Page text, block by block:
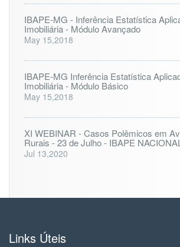
IBAPE-MG - Inferência Estatística
Imobiliária - Módulo Avançado
May 15,2018
IBAPE-MG Inferência Estatística
Imobiliária - Módulo Básico
May 15,2018
XI WEBINAR - Casos Polêmicos em
Rurais - 23 de Julho - IBAPE
Jul 13,2020
Links Úteis